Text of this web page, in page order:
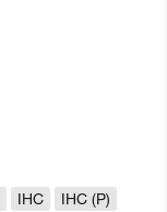
IHC
IHC (P)